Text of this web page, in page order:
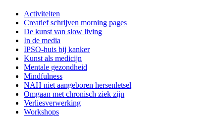
Activiteiten
Creatief schrijven morning pages
De kunst van slow living
In de media
IPSO-huis bij kanker
Kunst als medicijn
Mentale gezondheid
Mindfulness
NAH niet aangeboren hersenletsel
Omgaan met chronisch ziek zijn
Verliesverwerking
Workshops